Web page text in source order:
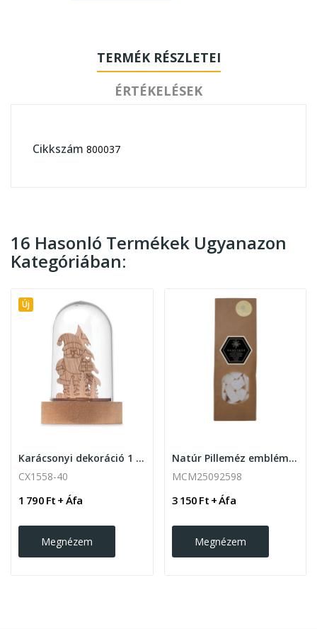
TERMÉK RÉSZLETEI
ÉRTÉKELÉSEK
Cikkszám 800037
16 Hasonló Termékek Ugyanazon
Kategóriában:
Új
Karácsonyi dekoráció 1 LED fénnyel.
CX1558-40
1 790 Ft + Áfa
Megnézem
Natúr Pilleméz emblémázható kísérőkártyával
MCM25092598
3 150 Ft + Áfa
Megnézem